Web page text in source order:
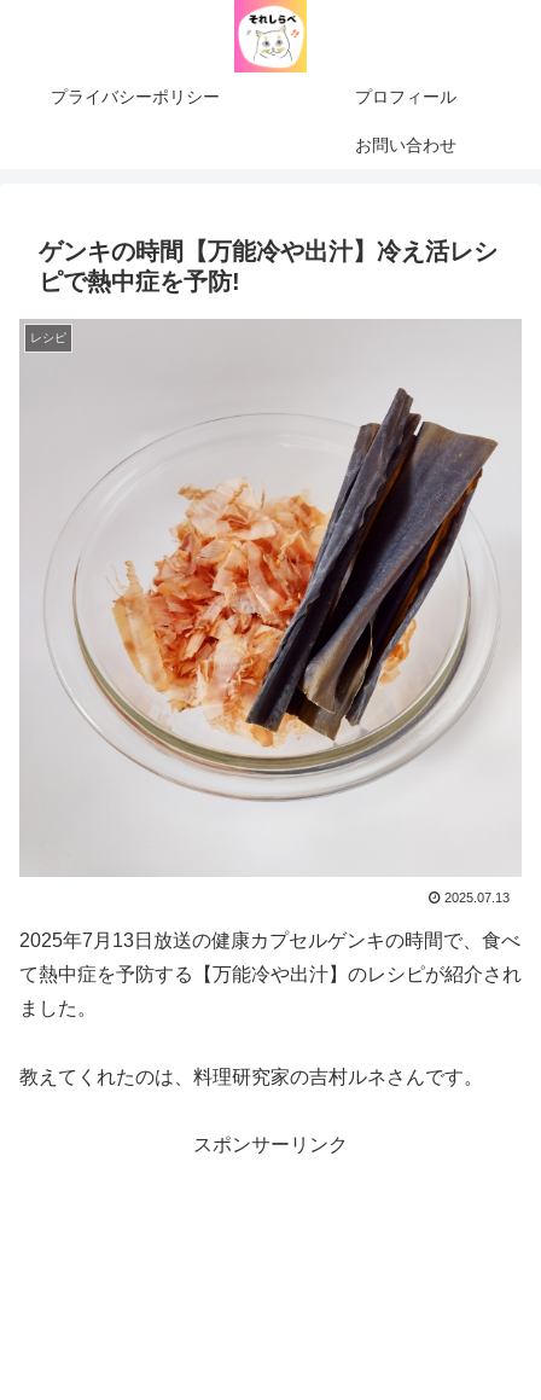
プライバシーポリシー プロフィール
お問い合わせ
ゲンキの時間【万能冷や出汁】冷え活レシ
ピで熱中症を予防!
レシピ
2025.07.13
2025年7月13日放送の健康カプセルゲンキの時間で、食べ
て熱中症を予防する【万能冷や出汁】のレシピが紹介され
ました。
教えてくれたのは、料理研究家の吉村ルネさんです。
スポンサーリンク